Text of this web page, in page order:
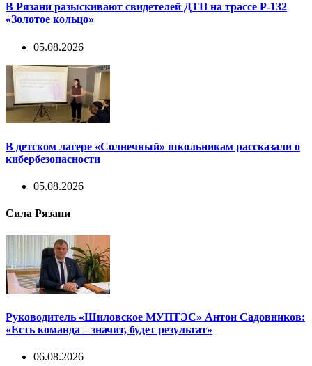
В Рязани разыскивают свидетелей ДТП на трассе Р-132
«Золотое кольцо»
05.08.2026
В детском лагере «Солнечный» школьникам рассказали о
кибербезопасности
05.08.2026
Сила Рязани
Руководитель «Шиловское МУПТЭС» Антон Садовников:
«Есть команда – значит, будет результат»
06.08.2026